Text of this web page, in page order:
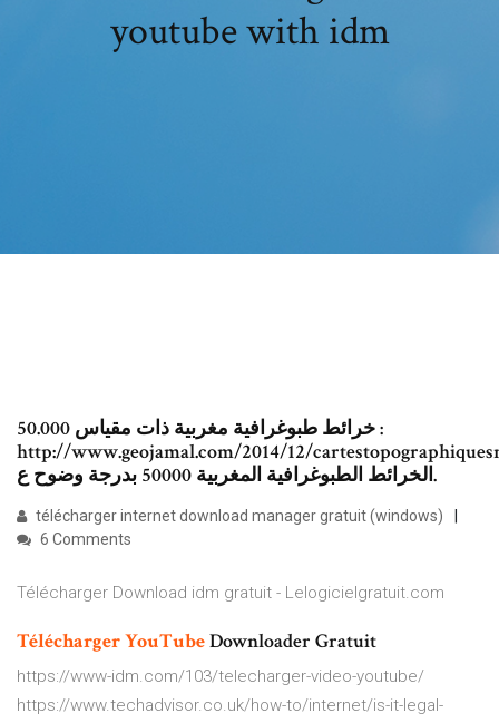
youtube with idm
خرائط طبوغرافية مغربية ذات مقياس 50.000 :
http://www.geojamal.com/2014/12/
الخرائط الطبوغرافية المغربية 50000 بدرجة وضوح ع.
télécharger internet download manager gratuit (windows)
6 Comments
Télécharger Download idm gratuit - Lelogicielgratuit.com
TéléchargerYouTubeDownloader Gratuit
https://www-idm.com/103/telecharger-video-youtube/
https://www.techadvisor.co.uk/how-to/internet/is-it-legal-